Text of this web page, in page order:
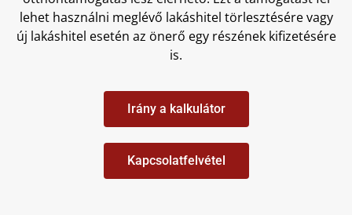
lehet használni meglévő lakáshitel törlesztésére vagy
új lakáshitel esetén az önerő egy részének kifizetésére
is.
Irány a kalkulátor
Kapcsolatfelvétel